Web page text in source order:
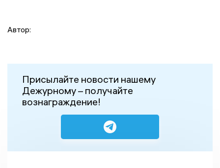
Автор:
Присылайте новости нашему
Дежурному – получайте
вознаграждение!